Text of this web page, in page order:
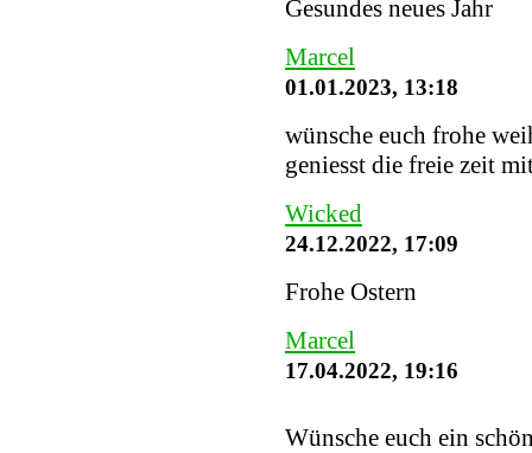
Gesundes neues Jahr
Marcel
01.01.2023, 13:18
wünsche euch frohe
geniesst die freie zeit
Wicked
24.12.2022, 17:09
Frohe Ostern
Marcel
17.04.2022, 19:16
Wünsche euch ein